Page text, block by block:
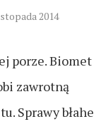
2014
porze. Biomet
zawrotną
Sprawy błahe